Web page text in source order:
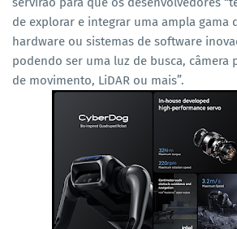
de explorar e integrar uma ampla gama
hardware ou sistemas de software
podendo ser uma luz de busca, câmera
de movimento, LiDAR ou mais”.